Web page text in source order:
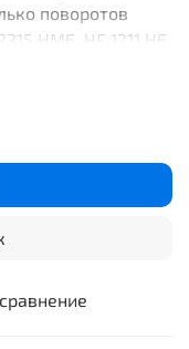
поворотов
HME, HF 1211 HE,